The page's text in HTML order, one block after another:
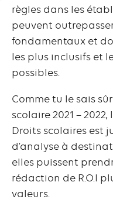
règles dans les
peuvent
fondamentaux et
les plus inclusifs et
possibles.
Comme tu le sais
scolaire 2021 –
Droits scolaires est
d’analyse à
elles puissent
rédaction de R.O.I
valeurs.